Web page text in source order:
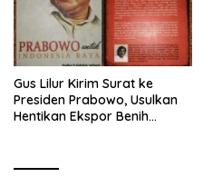
Gus Lilur Kirim Surat ke
Presiden Prabowo, Usulkan
Hentikan Ekspor Benih